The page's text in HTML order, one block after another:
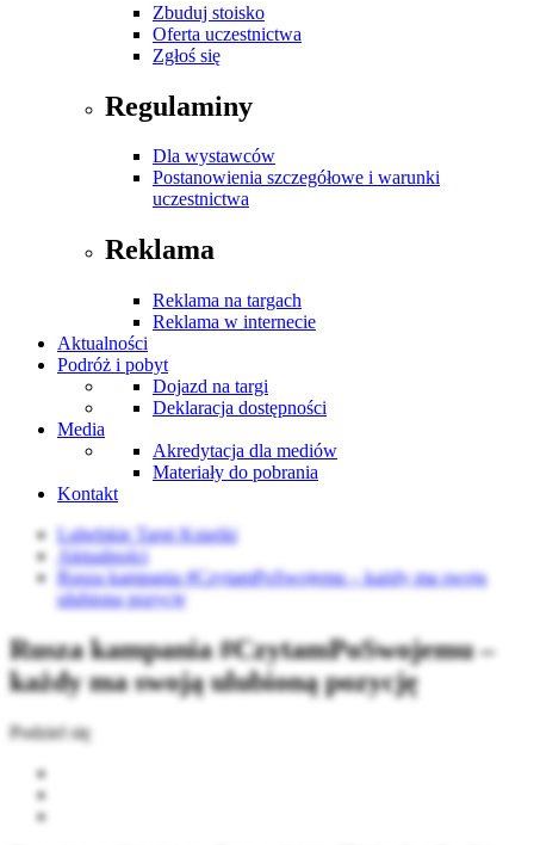
Zbuduj stoisko
Oferta uczestnictwa
Zgłoś się
Regulaminy
Dla wystawców
Postanowienia szczegółowe i warunki
uczestnictwa
Reklama
Reklama na targach
Reklama w internecie
Aktualności
Podróż i pobyt
Dojazd na targi
Deklaracja dostępności
Media
Akredytacja dla mediów
Materiały do pobrania
Kontakt
Lubelskie Targi Książki
Aktualności
Rusza kampania #CzytamPoSwojemu – każdy ma swoją
ulubioną pozycję
Rusza kampania #CzytamPoSwojemu –
każdy ma swoją ulubioną pozycję
Podziel się